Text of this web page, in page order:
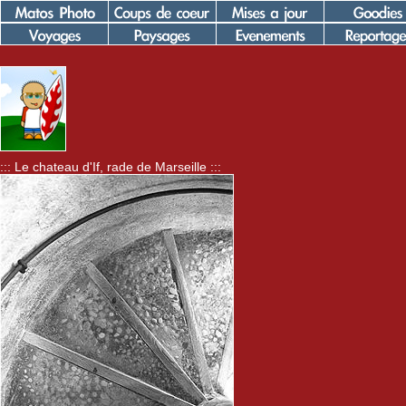
::: Le chateau d'If, rade de Marseille :::